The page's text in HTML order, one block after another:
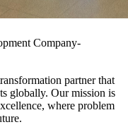
Company-
partner that
globally. Our mission is
where problem